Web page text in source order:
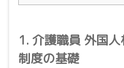
1. 介護職員 外国
制度の基礎